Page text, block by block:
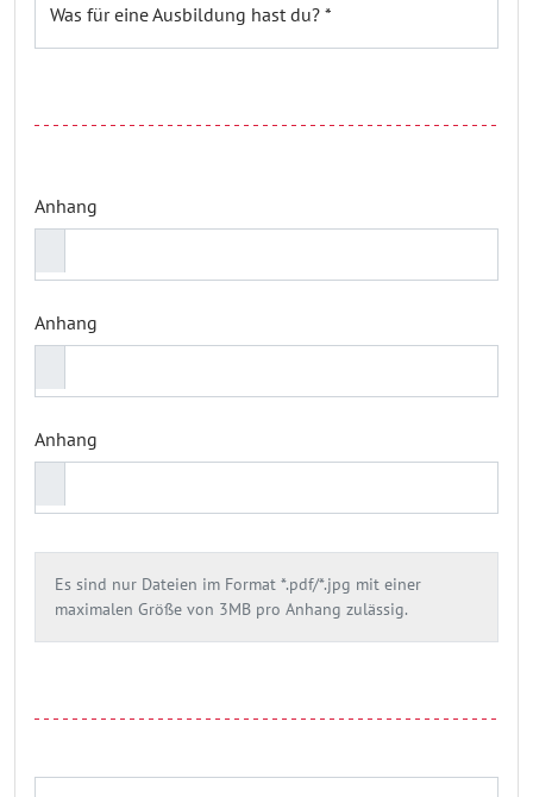
Was für eine Ausbildung hast du? *
Anhang
Anhang
Anhang
Es sind nur Dateien im Format *.pdf/*.jpg mit einer
maximalen Größe von 3MB pro Anhang zulässig.